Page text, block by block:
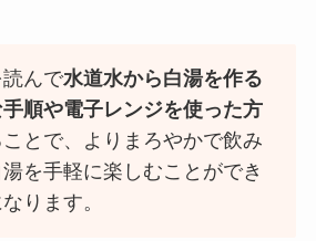
んで水道水から白湯を作る
順や電子レンジを使った方
とで、よりまろやかで飲み
を手軽に楽しむことができ
ります。